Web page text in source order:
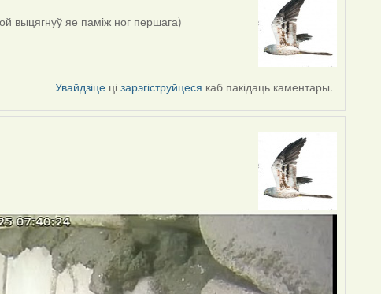
выцягнуў яе паміж ног першага)
Увайдзіце цізарэгіструйцеся каб пакідаць каментары.